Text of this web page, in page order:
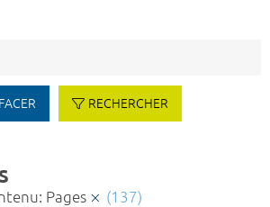
RECHERCHER
Pages
(137)